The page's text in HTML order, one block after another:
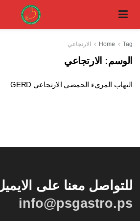
Home Tag الارتجاعي
الوسم: الارتجاعي
التهاب المريء الحمضي الارتجاعي GERD
للتواصل معنا على
info@psgastro.ps